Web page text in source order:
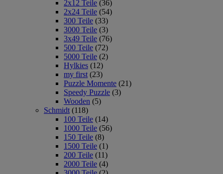
2x12 Teile (36)
2x24 Teile (54)
300 Teile (33)
3000 Teile (3)
3x49 Teile (76)
500 Teile (72)
5000 Teile (2)
Hylkies (12)
my first (23)
Puzzle Momente (21)
Speedy Puzzle (3)
Wooden (5)
Schmidt (118)
100 Teile (14)
1000 Teile (56)
150 Teile (8)
1500 Teile (1)
200 Teile (11)
2000 Teile (4)